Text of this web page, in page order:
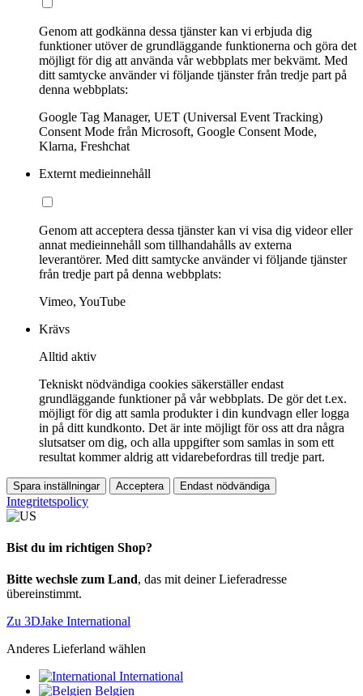
Genom att godkänna dessa tjänster kan vi erbjuda dig
funktioner utöver de grundläggande funktionerna och göra det
möjligt för dig att använda vår webbplats mer bekvämt. Med
ditt samtycke använder vi följande tjänster från tredje part på
denna webbplats:
Google Tag Manager, UET (Universal Event Tracking)
Consent Mode från Microsoft, Google Consent Mode,
Klarna, Freshchat
Externt medieinnehåll
Genom att acceptera dessa tjänster kan vi visa dig videor eller
annat medieinnehåll som tillhandahålls av externa
leverantörer. Med ditt samtycke använder vi följande tjänster
från tredje part på denna webbplats:
Vimeo, YouTube
Krävs
Alltid aktiv
Tekniskt nödvändiga cookies säkerställer endast
grundläggande funktioner på vår webbplats. De gör det t.ex.
möjligt för dig att samla produkter i din kundvagn eller logga
in på ditt kundkonto. Det är inte möjligt för oss att dra några
slutsatser om dig, och alla uppgifter som samlas in som ett
resultat kommer aldrig att vidarebefordras till tredje part.
Spara inställningar Acceptera Endast nödvändiga
Integritetspolicy
Bist du im richtigen Shop?
Bitte wechsle zum Land, das mit deiner Lieferadresse
übereinstimmt.
Zu 3DJake International
Anderes Lieferland wählen
International
Belgien